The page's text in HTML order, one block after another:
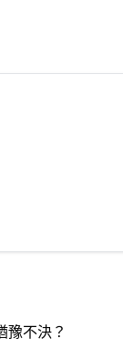
豫不決？